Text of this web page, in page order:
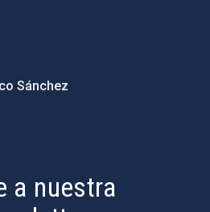
Sánchez
a nuestra